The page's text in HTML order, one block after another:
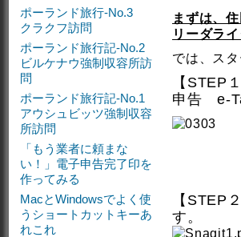
まずは、
リーダラ
では、ス
【STEP
申告 e-
【STEP
す。
ポーランド旅行-No.3
クラクフ訪問
ポーランド旅行記-No.2
ビルケナウ強制収容所訪
問
ポーランド旅行記-No.1
アウシュビッツ強制収容
所訪問
「もう業者に頼まな
い！」電子申告完了印を
作ってみる
MacとWindowsでよく使
うショートカットキーあ
れこれ